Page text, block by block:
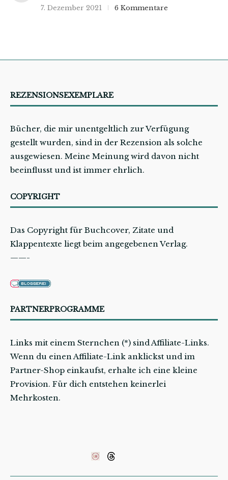
7. Dezember 2021 6 Kommentare
REZENSIONSEXEMPLARE
Bücher, die mir unentgeltlich zur Verfügung
gestellt wurden, sind in der Rezension als solche
ausgewiesen. Meine Meinung wird davon nicht
beeinflusst und ist immer ehrlich.
COPYRIGHT
Das Copyright für Buchcover, Zitate und
Klappentexte liegt beim angegebenen Verlag.
——-
PARTNERPROGRAMME
Links mit einem Sternchen (*) sind Affiliate-Links.
Wenn du einen Affiliate-Link anklickst und im
Partner-Shop einkaufst, erhalte ich eine kleine
Provision. Für dich entstehen keinerlei
Mehrkosten.